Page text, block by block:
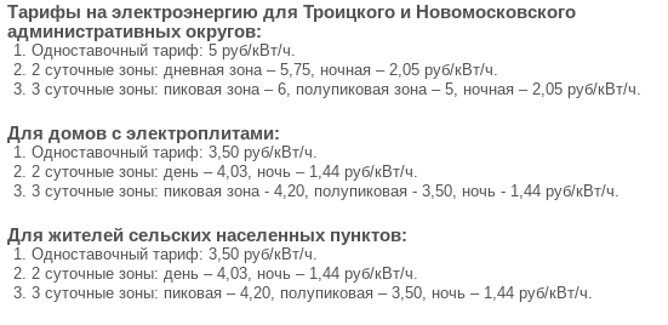
Тарифы на электроэнергию для Троицкого и Новомосковского
административных округов:
Одноставочный тариф: 5 руб/кВт/ч.
2 суточные зоны: дневная зона – 5,75, ночная – 2,05 руб/кВт/ч.
3 суточные зоны: пиковая зона – 6, полупиковая зона – 5, ночная – 2,05 руб/кВт/ч.
Для домов с электроплитами:
Одноставочный тариф: 3,50 руб/кВт/ч.
2 суточные зоны: день – 4,03, ночь – 1,44 руб/кВт/ч.
3 суточные зоны: пиковая зона - 4,20, полупиковая - 3,50, ночь - 1,44 руб/кВт/ч.
Для жителей сельских населенных пунктов:
Одноставочный тариф: 3,50 руб/кВт/ч.
2 суточные зоны: день – 4,03, ночь – 1,44 руб/кВт/ч.
3 суточные зоны: пиковая – 4,20, полупиковая – 3,50, ночь – 1,44 руб/кВт/ч.